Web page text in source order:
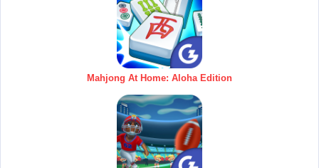
Mahjong At Home: Aloha Edition